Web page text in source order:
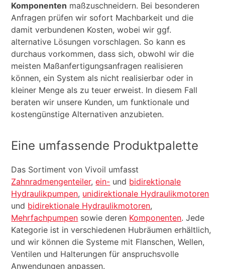
Komponenten maßzuschneidern. Bei besonderen
Anfragen prüfen wir sofort Machbarkeit und die
damit verbundenen Kosten, wobei wir ggf.
alternative Lösungen vorschlagen. So kann es
durchaus vorkommen, dass sich, obwohl wir die
meisten Maßanfertigungsanfragen realisieren
können, ein System als nicht realisierbar oder in
kleiner Menge als zu teuer erweist. In diesem Fall
beraten wir unsere Kunden, um funktionale und
kostengünstige Alternativen anzubieten.
Eine umfassende Produktpalette
Das Sortiment von Vivoil umfasst
Zahnradmengenteiler,ein- und bidirektionale
Hydraulikpumpen, unidirektionale Hydraulikmotoren
und bidirektionale Hydraulikmotoren,
Mehrfachpumpen sowie deren Komponenten. Jede
Kategorie ist in verschiedenen Hubräumen erhältlich,
und wir können die Systeme mit Flanschen, Wellen,
Ventilen und Halterungen für anspruchsvolle
Anwendungen anpassen.